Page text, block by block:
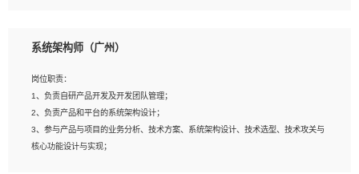
2、1年以上Golang开发工作经验，能独立完成相应项目开发；
与实现，熟悉常用开源框架及设计模式；
4、熟悉Golang、连接池、消息队列等组件使用、熟悉后端开发、测试、调试流程
跟工具使用；
5、对技术有激情，喜欢钻研，能快速接受和掌握新技术，学习能力和工作责任心
强，良好的沟通表达能力和团队协作能力。
系统架构师（广州）
岗位职责：
1、负责自研产品开发及开发团队管理；
2、负责产品和平台的系统架构设计；
3、参与产品与项目的业务分析、技术方案、系统架构设计、技术选型、技术攻关与
核心功能设计与实现；